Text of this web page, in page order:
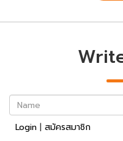
Name
Login | สมัครสมาชิก